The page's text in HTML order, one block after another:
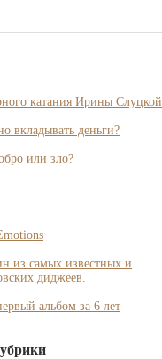
катания Ирины Слуцкой.
вкладывать деньги?
или зло?
из самых известных и
диджеев.
альбом за 6 лет